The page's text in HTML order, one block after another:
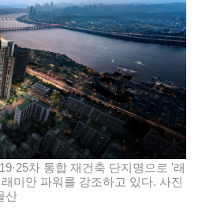
차 통합 재건축 단지명으로 '래
미안 파워를 강조하고 있다. 사진
산